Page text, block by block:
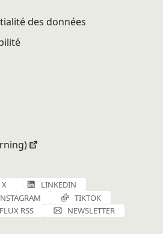
des données
X
LINKEDIN
TIKTOK
FLUX RSS NEWSLETTER